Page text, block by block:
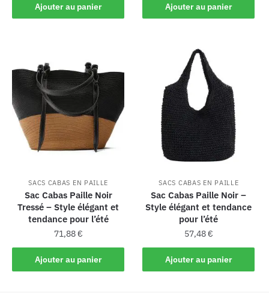
Ajouter au panier Ajouter au panier
SACS CABAS EN PAILLE
Sac Cabas Paille Noir
Tressé – Style élégant et
tendance pour l’été
71,88€
Ajouter au panier
SACS CABAS EN PAILLE
Sac Cabas Paille Noir –
Style élégant et tendance
pour l’été
57,48€
Ajouter au panier